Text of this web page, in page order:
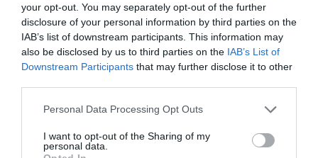
your opt-out. You may separately opt-out of the further
disclosure of your personal information by third parties on the
IAB’s list of downstream participants. This information may
also be disclosed by us to third parties on the IAB’s List of
Downstream Participants that may further disclose it to other
Personal Data Processing Opt Outs
I want to opt-out of the Sharing of my
personal data.